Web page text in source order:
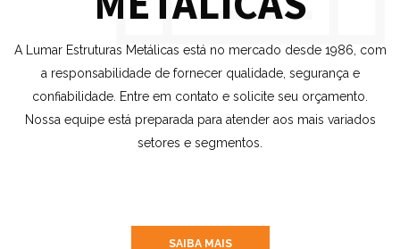
A Lumar Estruturas Metálicas está no mercado desde 1986, com
a responsabilidade de fornecer qualidade, segurança e
confiabilidade. Entre em contato e solicite seu orçamento.
Nossa equipe está preparada para atender aos mais variados
setores e segmentos.
SAIBA MAIS